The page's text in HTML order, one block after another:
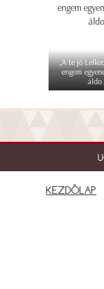
„A te jó
engem
KEZDŐLAP